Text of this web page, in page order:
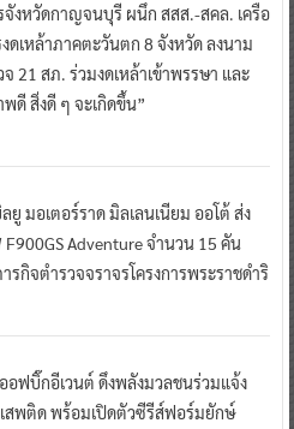
จังหวัดกาญจนบุรี ผนึก สสส.-สคล. เครือ
ดเหล้าภาคตะวันตก 8 จังหวัด ลงนาม
จ 21 สภ. ร่วมงดเหล้าเข้าพรรษา และ
ดี สิ่งดี ๆ จะเกิดขึ้น”
ยู มอเตอร์ราด มิลเลนเนียม ออโต้ ส่ง
F900GS Adventure จำนวน 15 คัน
กิจตำรวจจราจรโครงการพระราชดำริ
อฟบิ๊กอีเวนต์ ดึงพลังมวลชนร่วมแจ้ง
เสพติด พร้อมเปิดตัวซีรีส์ฟอร์มยักษ์